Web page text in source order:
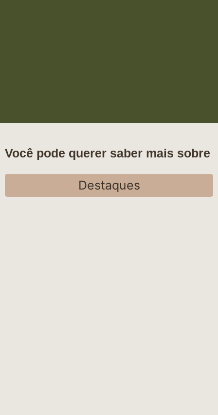
Você pode querer saber mais sobre
Destaques